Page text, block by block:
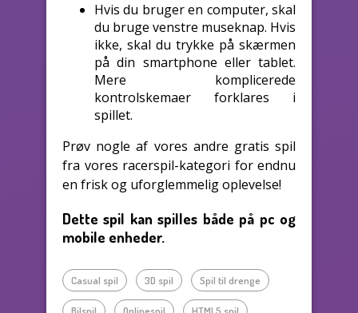
Hvis du bruger en computer, skal
du bruge venstre museknap. Hvis
ikke, skal du trykke på skærmen
på din smartphone eller tablet.
Mere komplicerede
kontrolskemaer forklares i
spillet.
Prøv nogle af vores andre gratis spil
fra vores racerspil-kategori for endnu
en frisk og uforglemmelig oplevelse!
Dette spil kan spilles både på pc og
mobile enheder.
Casual spil 3D spil Spil til drenge
Bilspil Onlinespil HTML5 spil